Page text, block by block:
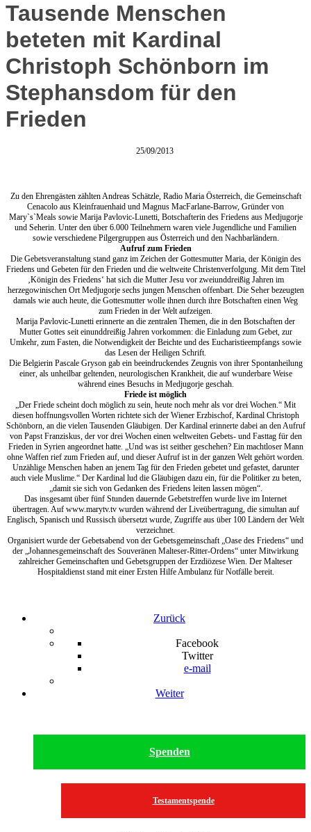
Tausende Menschen
beteten mit Kardinal
Christoph Schönborn im
Stephansdom für den
Frieden
25/09/2013
Zu den Ehrengästen zählten Andreas Schätzle, Radio Maria Österreich, die Gemeinschaft
Cenacolo aus Kleinfrauenhaid und Magnus MacFarlane-Barrow, Gründer von
Mary`s`Meals sowie Marija Pavlovic-Lunetti, Botschafterin des Friedens aus Medjugorje
und Seherin. Unter den über 6.000 Teilnehmern waren viele Jugendliche und Familien
sowie verschiedene Pilgergruppen aus Österreich und den Nachbarländern.
Aufruf zum Frieden
Die Gebetsveranstaltung stand ganz im Zeichen der Gottesmutter Maria, der Königin des
Friedens und Gebeten für den Frieden und die weltweite Christenverfolgung. Mit dem Titel
‚Königin des Friedens‘ hat sich die Mutter Jesu vor zweiunddreißig Jahren im
herzegowinischen Ort Medjugorje sechs jungen Menschen offenbart. Die Seher bezeugten
damals wie auch heute, die Gottesmutter wolle ihnen durch ihre Botschaften einen Weg
zum Frieden in der Welt aufzeigen.
Marija Pavlovic-Lunetti erinnerte an die zentralen Themen, die in den Botschaften der
Mutter Gottes seit einunddreißig Jahren vorkommen: die Einladung zum Gebet, zur
Umkehr, zum Fasten, die Notwendigkeit der Beichte und des Eucharistieempfangs sowie
das Lesen der Heiligen Schrift.
Die Belgierin Pascale Gryson gab ein beeindruckendes Zeugnis von ihrer Spontanheilung
einer, als unheilbar geltenden, neurologischen Krankheit, die auf wunderbare Weise
während eines Besuchs in Medjugorje geschah.
Friede ist möglich
„Der Friede scheint doch möglich zu sein, heute noch mehr als vor drei Wochen.“ Mit
diesen hoffnungsvollen Worten richtete sich der Wiener Erzbischof, Kardinal Christoph
Schönborn, an die vielen Tausenden Gläubigen. Der Kardinal erinnerte dabei an den Aufruf
von Papst Franziskus, der vor drei Wochen einen weltweiten Gebets- und Fasttag für den
Frieden in Syrien angeordnet hatte. „Und was ist seither geschehen? Ein machtloser Mann
ohne Waffen rief zum Frieden auf, und dieser Aufruf ist in der ganzen Welt gehört worden.
Unzählige Menschen haben an jenem Tag für den Frieden gebetet und gefastet, darunter
auch viele Muslime.“ Der Kardinal lud die Gläubigen dazu ein, für die Politiker zu beten,
„damit sie sich von Gedanken des Friedens leiten lassen mögen“.
Das insgesamt über fünf Stunden dauernde Gebetstreffen wurde live im Internet
übertragen. Auf www.marytv.tv wurden während der Liveübertragung, die simultan auf
Englisch, Spanisch und Russisch übersetzt wurde, Zugriffe aus über 100 Ländern der Welt
verzeichnet.
Organisiert wurde der Gebetsabend von der Gebetsgemeinschaft „Oase des Friedens“ und
der „Johannesgemeinschaft des Souveränen Malteser-Ritter-Ordens“ unter Mitwirkung
zahlreicher Gemeinschaften und Gebetsgruppen der Erzdiözese Wien. Der Malteser
Hospitaldienst stand mit einer Ersten Hilfe Ambulanz für Notfälle bereit.
Zurück
Facebook
Twitter
e-mail
Weiter
Spenden
Testamentspende